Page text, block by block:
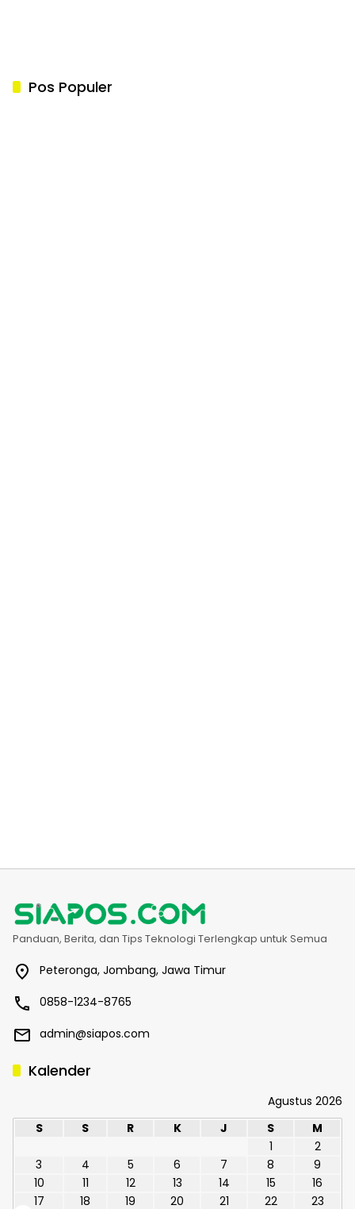
Pos Populer
Panduan, Berita, dan Tips Teknologi Terlengkap untuk Semua
Peteronga, Jombang, Jawa Timur
0858-1234-8765
admin@siapos.com
Kalender
Agustus 2026
S
S R K J S
M
1
2
3
4 5 6 7 8
9
10
11 12 13 14 15
16
17
18 19 20 21 22 23